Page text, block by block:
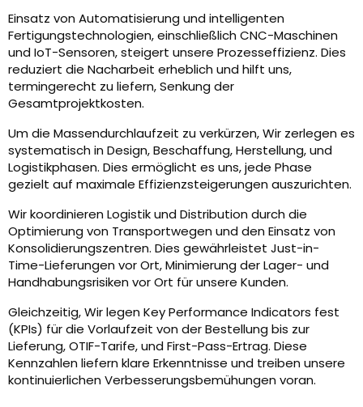
Einsatz von Automatisierung und intelligenten
Fertigungstechnologien, einschließlich CNC-Maschinen
und IoT-Sensoren, steigert unsere Prozesseffizienz. Dies
reduziert die Nacharbeit erheblich und hilft uns,
termingerecht zu liefern, Senkung der
Gesamtprojektkosten.
Um die Massendurchlaufzeit zu verkürzen, Wir zerlegen es
systematisch in Design, Beschaffung, Herstellung, und
Logistikphasen. Dies ermöglicht es uns, jede Phase
gezielt auf maximale Effizienzsteigerungen auszurichten.
Wir koordinieren Logistik und Distribution durch die
Optimierung von Transportwegen und den Einsatz von
Konsolidierungszentren. Dies gewährleistet Just-in-
Time-Lieferungen vor Ort, Minimierung der Lager- und
Handhabungsrisiken vor Ort für unsere Kunden.
Gleichzeitig, Wir legen Key Performance Indicators fest
(KPIs) für die Vorlaufzeit von der Bestellung bis zur
Lieferung, OTIF-Tarife, und First-Pass-Ertrag. Diese
Kennzahlen liefern klare Erkenntnisse und treiben unsere
kontinuierlichen Verbesserungsbemühungen voran.